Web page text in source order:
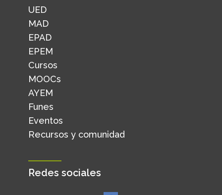
UED
MAD
EPAD
EPEM
Cursos
MOOCs
AYEM
Funes
Eventos
Recursos y comunidad
Redes sociales